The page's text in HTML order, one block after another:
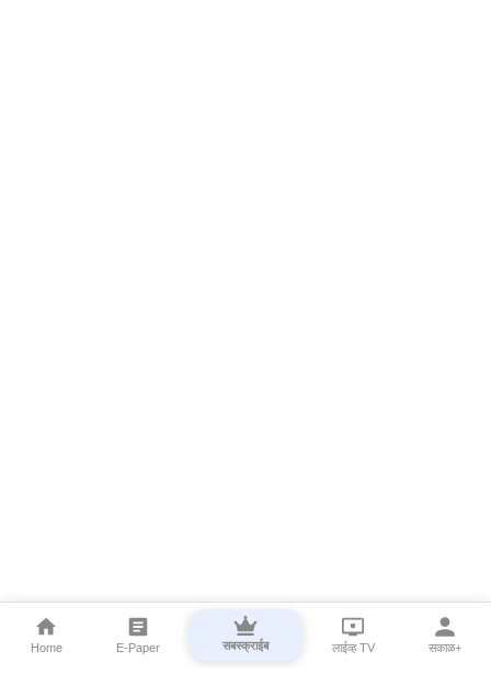
Home E-Paper सबस्क्राईब लाईव्ह TV सकाळ+